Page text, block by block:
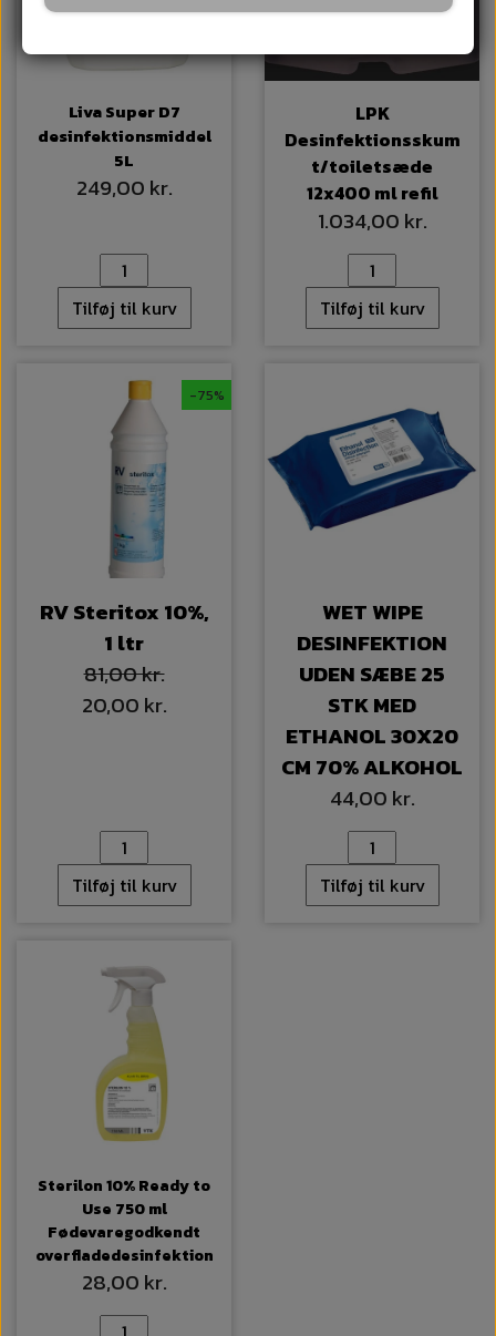
Liva Super D7
desinfektionsmiddel
5L
249,00 kr.
Tilføj til kurv
LPK
Desinfektionsskum
t/toiletsæde
12x400 ml refil
1.034,00 kr.
Tilføj til kurv
-75%
RV Steritox 10%,
1 ltr
81,00 kr.
20,00 kr.
Tilføj til kurv
WET WIPE
DESINFEKTION
UDEN SÆBE 25
STK MED
ETHANOL 30X20
CM 70% ALKOHOL
44,00 kr.
Tilføj til kurv
Sterilon 10% Ready to
Use 750 ml
Fødevaregodkendt
overfladedesinfektion
28,00 kr.